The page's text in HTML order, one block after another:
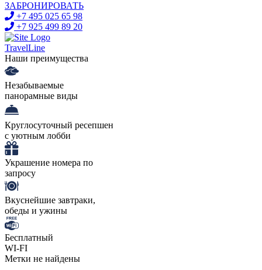
ЗАБРОНИРОВАТЬ
+7 495 025 65 98
+7 925 499 89 20
TravelLine
Наши преимущества
Незабываемые
панорамные виды
Круглосуточный ресепшен
с уютным лобби
Украшение номера по
запросу
Вкуснейшие завтраки,
обеды и ужины
Бесплатный
WI-FI
Метки не найдены